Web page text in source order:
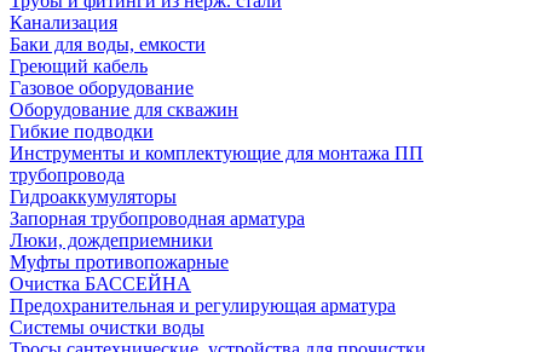
Канализация
Баки для воды, емкости
Греющий кабель
Газовое оборудование
Оборудование для скважин
Гибкие подводки
Инструменты и комплектующие для монтажа ПП
трубопровода
Гидроаккумуляторы
Запорная трубопроводная арматура
Люки, дождеприемники
Муфты противопожарные
Очистка БАССЕЙНА
Предохранительная и регулирующая арматура
Системы очистки воды